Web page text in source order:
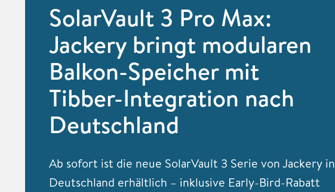
SolarVault 3 Pro Max:
Jackery bringt modularen
Balkon-Speicher mit
Tibber-Integration nach
Deutschland
Ab sofort ist die neue SolarVault 3 Serie von Jackery in
Deutschland erhältlich – inklusive Early-Bird-Rabatt